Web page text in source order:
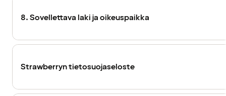
8. Sovellettava laki ja oikeuspaikka
Strawberryn tietosuojaseloste